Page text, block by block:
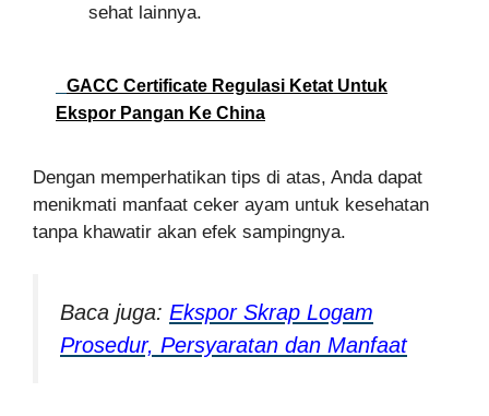
sehat lainnya.
GACC Certificate Regulasi Ketat Untuk
Ekspor Pangan Ke China
Dengan memperhatikan tips di atas, Anda dapat
menikmati manfaat ceker ayam untuk kesehatan
tanpa khawatir akan efek sampingnya.
Baca juga: Ekspor Skrap Logam
Prosedur, Persyaratan dan Manfaat